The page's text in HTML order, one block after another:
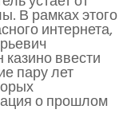
В рамках этого
интернета,
ввести
пару лет
о прошлом